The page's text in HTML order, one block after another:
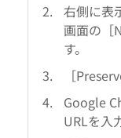
右側に表
画面の［
す。
［
Google
URLを入